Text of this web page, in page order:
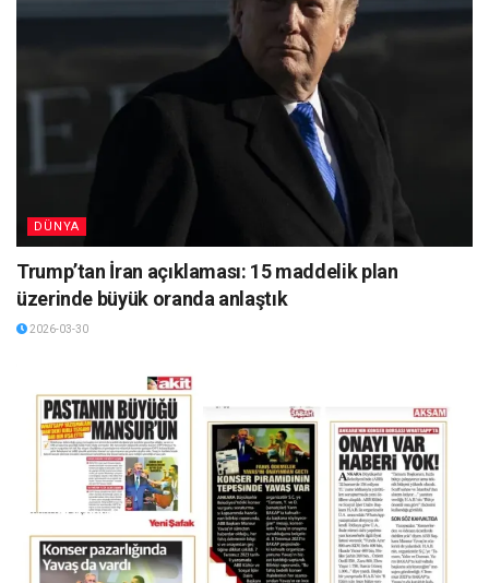
DÜNYA
Trump’tan İran açıklaması: 15 maddelik plan
üzerinde büyük oranda anlaştık
2026-03-30